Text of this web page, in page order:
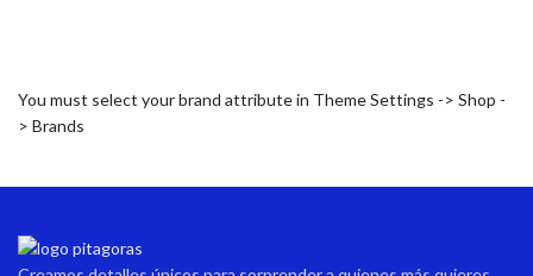
You must select your brand attribute in Theme Settings -> Shop -
> Brands